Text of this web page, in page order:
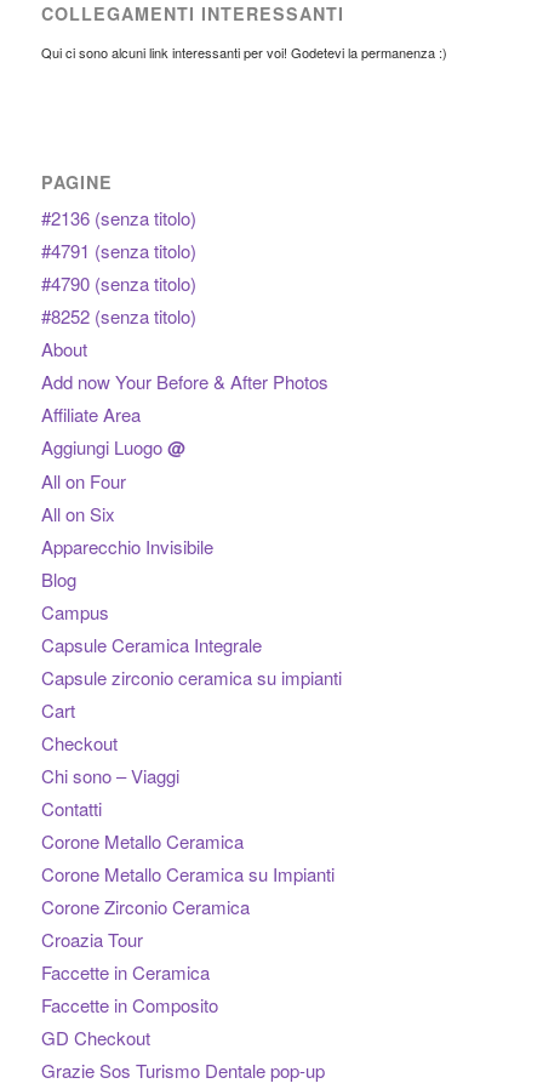
COLLEGAMENTI INTERESSANTI
Qui ci sono alcuni link interessanti per voi! Godetevi la permanenza :)
PAGINE
#2136 (senza titolo)
#4791 (senza titolo)
#4790 (senza titolo)
#8252 (senza titolo)
About
Add now Your Before & After Photos
Affiliate Area
Aggiungi Luogo@
All on Four
All on Six
Apparecchio Invisibile
Blog
Campus
Capsule Ceramica Integrale
Capsule zirconio ceramica su impianti
Cart
Checkout
Chi sono – Viaggi
Contatti
Corone Metallo Ceramica
Corone Metallo Ceramica su Impianti
Corone Zirconio Ceramica
Croazia Tour
Faccette in Ceramica
Faccette in Composito
GD Checkout
Grazie Sos Turismo Dentale pop-up